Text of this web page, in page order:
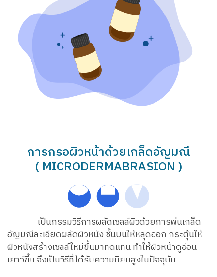
การกรอผิวหน้าด้วยเกล็ดอัญมณี
( MICRODERMABRASION )
เป็นกรรมวิธีการผลัดเซลล์ผิวด้วยการพ่นเกล็ด
อัญมณีละเอียดผลัดผิวหนัง ชั้นบนให้หลุดออก กระตุ้นให้
ผิวหนังสร้างเซลล์ใหม่ขึ้นมาทดแทน ทำให้ผิวหน้าดูอ่อน
เยาว์ขึ้น จึงเป็นวิธีที่ได้รับความนิยมสูงในปัจจุบัน